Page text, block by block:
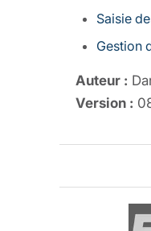
Saisie
Gestion
Auteur :
Version :